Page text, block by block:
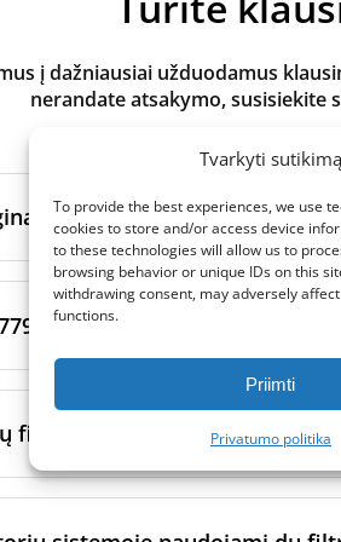
Tvarkyti sutikimą
To provide the best experiences, we use
cookies to store and/or access device
to these technologies will allow us to
browsing behavior or unique IDs on this
withdrawing consent, may adversely
functions.
Priimti
Privatumo politika
į dažniausiai užduodamus
nerandate atsakymo, susisiekite
ir analoginiai filtrai?
filtraiyra pagaminti
per sertifikuotus gamybos
gamina patikimi nepriklausomi
glaudžiai bendradarbiaujame su
užtikrintume tikslų pritaikymą ir
prekės ženklu, analoginiai filtrai
ir ISO 16890 filtrų klasės?
yra du skirtingi oro filtrų
filtras pašalina daleles iš
sistemos.
naudojamos tokios
klasifikuojami pagal jų
filtrai gali padėti nuo alergijos?
tokių kaip žiedadulkės, dulkių